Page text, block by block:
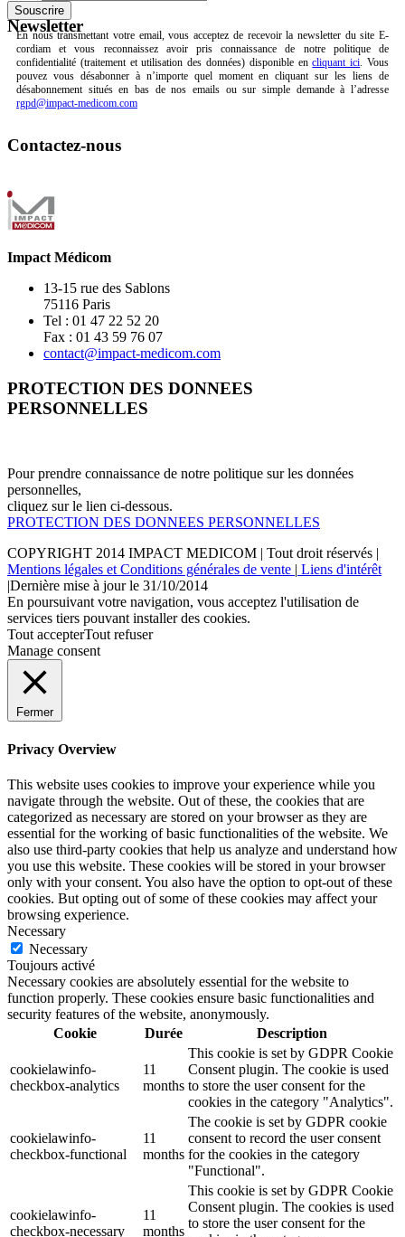
Newsletter
En nous transmettant votre email, vous acceptez de recevoir la newsletter du site E-
cordiam et vous reconnaissez avoir pris connaissance de notre politique de
confidentialité (traitement et utilisation des données) disponible encliquant ici . Vous
pouvez vous désabonner à n’importe quel moment en cliquant sur les liens de
désabonnement situés en bas de nos emails ou sur simple demande à l’adresse
rgpd@impact-medicom.com
Contactez-nous
Impact Médicom
13-15 rue des Sablons
75116 Paris
Tel : 01 47 22 52 20
Fax : 01 43 59 76 07
contact@impact-medicom.com
PROTECTION DES DONNEES
PERSONNELLES
Pour prendre connaissance de notre politique sur les données
personnelles,
cliquez sur le lien ci-dessous.
PROTECTION DES DONNEES PERSONNELLES
COPYRIGHT 2014 IMPACT MEDICOM | Tout droit réservés |
Mentions légales et Conditions générales de vente | Liens d'intérêt
|Dernière mise à jour le 31/10/2014
En poursuivant votre navigation, vous acceptez l'utilisation de
services tiers pouvant installer des cookies.
Tout accepterTout refuser
Manage consent
Fermer
Privacy Overview
This website uses cookies to improve your experience while you
navigate through the website. Out of these, the cookies that are
categorized as necessary are stored on your browser as they are
essential for the working of basic functionalities of the website. We
also use third-party cookies that help us analyze and understand how
you use this website. These cookies will be stored in your browser
only with your consent. You also have the option to opt-out of these
cookies. But opting out of some of these cookies may affect your
browsing experience.
Necessary
Necessary
Toujours activé
Necessary cookies are absolutely essential for the website to
function properly. These cookies ensure basic functionalities and
security features of the website, anonymously.
Cookie
Durée Description
cookielawinfo-
checkbox-analytics
11
months
This cookie is set by GDPR Cookie
Consent plugin. The cookie is used
to store the user consent for the
cookies in the category "Analytics".
cookielawinfo-
checkbox-functional
11
months
The cookie is set by GDPR cookie
consent to record the user consent
for the cookies in the category
"Functional".
cookielawinfo-
checkbox-necessary
11
months
This cookie is set by GDPR Cookie
Consent plugin. The cookies is used
to store the user consent for the